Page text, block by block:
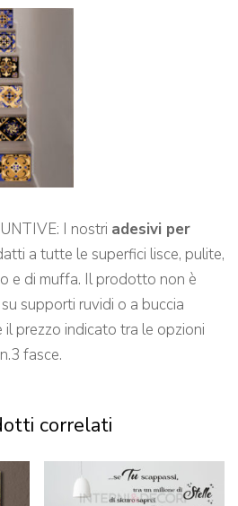
I nostri adesivi per
a tutte le superfici lisce, pulite,
e di muffa. Il prodotto non è
supporti ruvidi o a buccia
il prezzo indicato tra le opzioni
fasce.
correlati